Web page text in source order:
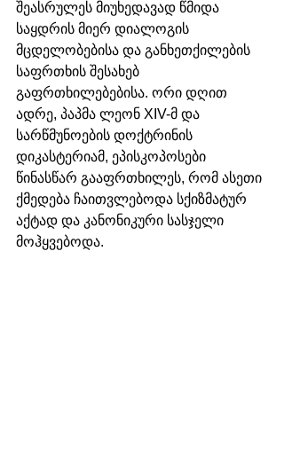
შეასრულეს მიუხედავად წმიდა
საყდრის მიერ დიალოგის
მცდელობებისა და განხეთქილების
საფრთხის შესახებ
გაფრთხილებებისა. ორი დღით
ადრე, პაპმა ლეონ XIV-მ და
სარწმუნოების დოქტრინის
დიკასტერიამ, ეპისკოპოსები
წინასწარ გააფრთხილეს, რომ ასეთი
ქმედება ჩაითვლებოდა სქიზმატურ
აქტად და კანონიკური სასჯელი
მოჰყვებოდა.